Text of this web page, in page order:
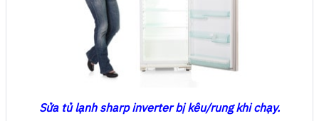
Sửa tủ lạnh sharp inverter bị kêu/rung khi chạy.